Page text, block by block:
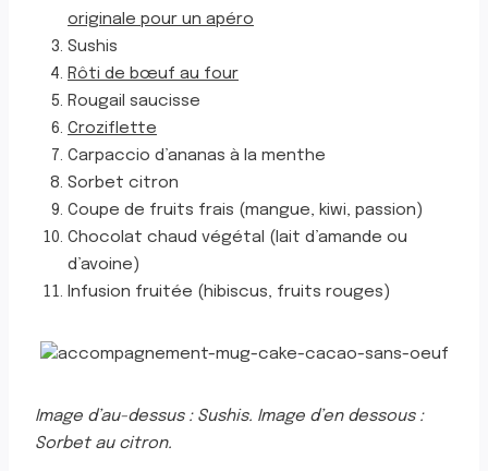
originale pour un apéro
Sushis
Rôti de bœuf au four
Rougail saucisse
Croziflette
Carpaccio d’ananas à la menthe
Sorbet citron
Coupe de fruits frais (mangue, kiwi, passion)
Chocolat chaud végétal (lait d’amande ou
d’avoine)
Infusion fruitée (hibiscus, fruits rouges)
Image d’au-dessus : Sushis. Image d’en dessous :
Sorbet au citron.